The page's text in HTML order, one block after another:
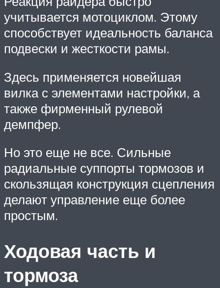
учитывается мотоциклом. Этому
способствует идеальность баланса
подвески и жесткости рамы.
Здесь применяется новейшая
вилка с элементами настройки, а
также фирменный рулевой
демпфер.
Но это еще не все. Сильные
радиальные суппорты тормозов и
скользящая конструкция сцепления
делают управление еще более
простым.
Ходовая часть и
тормоза